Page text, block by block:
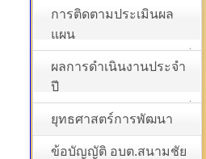
การติดตามประเมินผล
แผน
ผลการดำเนินงานประจำ
ปี
ยุทธศาสตร์การพัฒนา
ข้อบัญญัติ อบต.สนามชัย